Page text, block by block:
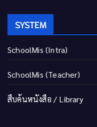
SYSTEM
SchoolMis (Intra)
SchoolMis (Teacher)
สืบค้นหนังสือ / Library